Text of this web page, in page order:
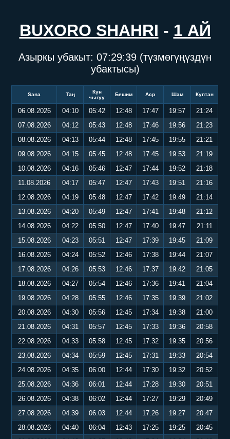
BUXORO SHAHRI - 1 АЙ
Азыркы убакыт: 07:29:39 (түзмөгүңүздүн
убактысы)
Sana Таң
Күн
чыгуу
Бешим Аср Шам Куптан
06.08.2026 04:10 05:42 12:48 17:47 19:57
21:24
07.08.2026
04:12 05:43 12:48 17:46 19:56
21:23
08.08.2026
04:13 05:44 12:48 17:45 19:55
21:21
09.08.2026
04:15 05:45 12:48 17:45 19:53
21:19
10.08.2026
04:16 05:46 12:47 17:44 19:52
21:18
11.08.2026
04:17 05:47 12:47 17:43 19:51
21:16
12.08.2026
04:19 05:48 12:47 17:42 19:49
21:14
13.08.2026
04:20 05:49 12:47 17:41 19:48
21:12
14.08.2026
04:22 05:50 12:47 17:40 19:47
21:11
15.08.2026
04:23 05:51 12:47 17:39 19:45
21:09
16.08.2026
04:24 05:52 12:46 17:38 19:44
21:07
17.08.2026
04:26 05:53 12:46 17:37 19:42
21:05
18.08.2026
04:27 05:54 12:46 17:36 19:41
21:04
19.08.2026
04:28 05:55 12:46 17:35 19:39
21:02
20.08.2026
04:30 05:56 12:45 17:34 19:38
21:00
21.08.2026
04:31 05:57 12:45 17:33 19:36
20:58
22.08.2026
04:33 05:58 12:45 17:32 19:35
20:56
23.08.2026
04:34 05:59 12:45 17:31 19:33
20:54
24.08.2026
04:35 06:00 12:44 17:30 19:32
20:52
25.08.2026
04:36 06:01 12:44 17:28 19:30
20:51
26.08.2026
04:38 06:02 12:44 17:27 19:29
20:49
27.08.2026
04:39 06:03 12:44 17:26 19:27
20:47
28.08.2026
04:40 06:04 12:43 17:25 19:25
20:45